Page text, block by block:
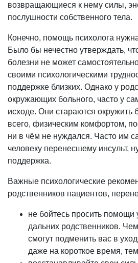
возвращающиеся к нему силы,
послушности собственного тела.
Конечно, помощь психолога
Было бы нечестно утверждать,
болезни не может
своими психологическими
поддержке близких. Однако у
окружающих больного, часто у
исходе. Они стараются окружить
всего, физическим комфортом,
ни в чём не нуждался. Часто им
человеку перенесшему инсульт,
поддержка.
Важные психологические
родственников пациентов,
не бойтесь просить помощи
дальних родственников.
смогут подменить вас в
даже на короткое время,